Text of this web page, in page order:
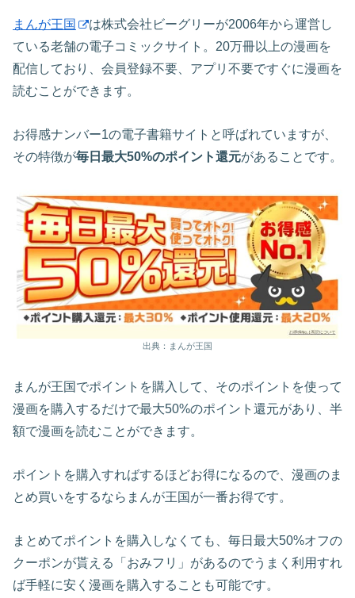
まんが王国
は株式会社ビーグリーが2006年から運営し
ている老舗の電子コミックサイト。20万冊以上の漫画を
配信しており、会員登録不要、アプリ不要ですぐに漫画を
読むことができます。
お得感ナンバー1の電子書籍サイトと呼ばれていますが、
その特徴が毎日最大50%のポイント還元があることです。
出典：まんが王国
まんが王国でポイントを購入して、そのポイントを使って
漫画を購入するだけで最大50%のポイント還元があり、半
額で漫画を読むことができます。
ポイントを購入すればするほどお得になるので、漫画のま
とめ買いをするならまんが王国が一番お得です。
まとめてポイントを購入しなくても、毎日最大50%オフの
クーポンが貰える「おみフリ」があるのでうまく利用すれ
ば手軽に安く漫画を購入することも可能です。